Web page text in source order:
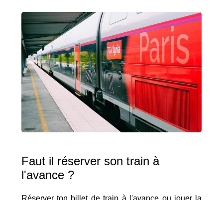
Faut il réserver son train à
l'avance ?
Réserver ton billet de train à l'avance ou jouer la